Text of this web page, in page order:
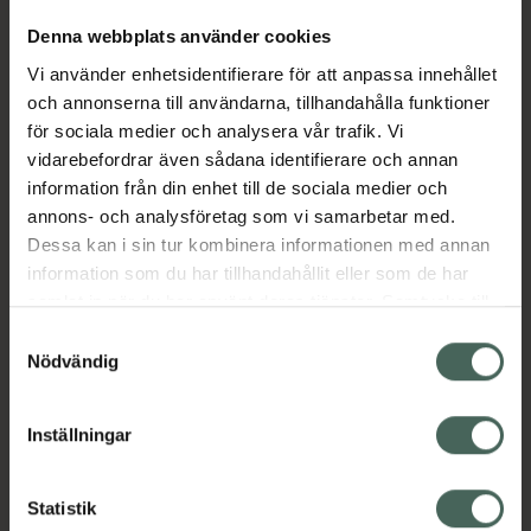
Denna webbplats använder cookies
Vi använder enhetsidentifierare för att anpassa innehållet
och annonserna till användarna, tillhandahålla funktioner
för sociala medier och analysera vår trafik. Vi
vidarebefordrar även sådana identifierare och annan
information från din enhet till de sociala medier och
annons- och analysföretag som vi samarbetar med.
Dessa kan i sin tur kombinera informationen med annan
information som du har tillhandahållit eller som de har
samlat in när du har använt deras tjänster. Samtycke till
återkalla ditt samtycke via webbplatsens
cookieinställningar. Ett återkallat samtycke påverkar inte
lagligheten av behandling som skett innan återkallelsen.
Nödvändig
Inställningar
Statistik
Aktuella erbjudanden
Beskrivning
Jämförpris 9,23 kr /
Kategorier:
syd till Lappland i norr, och online i mobilen och på
datorn. Oavsett vem du är så är det vårt uppdrag att